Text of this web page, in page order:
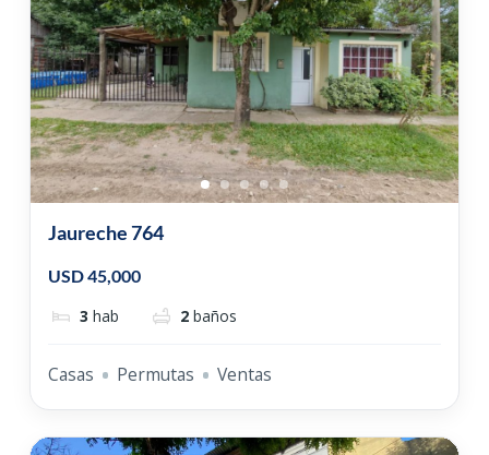
Jaureche 764
USD 45,000
3 hab 2 baños
Casas Permutas Ventas